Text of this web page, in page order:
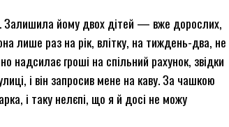
Залишила йому двох дітей — вже дорослих,
лише раз на рік, влітку, на тиждень-два, не
гроші на спільний рахунок, звідки
і він запросив мене на каву. За чашкою
і таку нелєпі, що я й досі не можу